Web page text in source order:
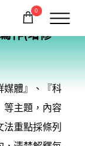
0
購物車
作(增修
媒體』、『科
等主題，內容
重點採條列